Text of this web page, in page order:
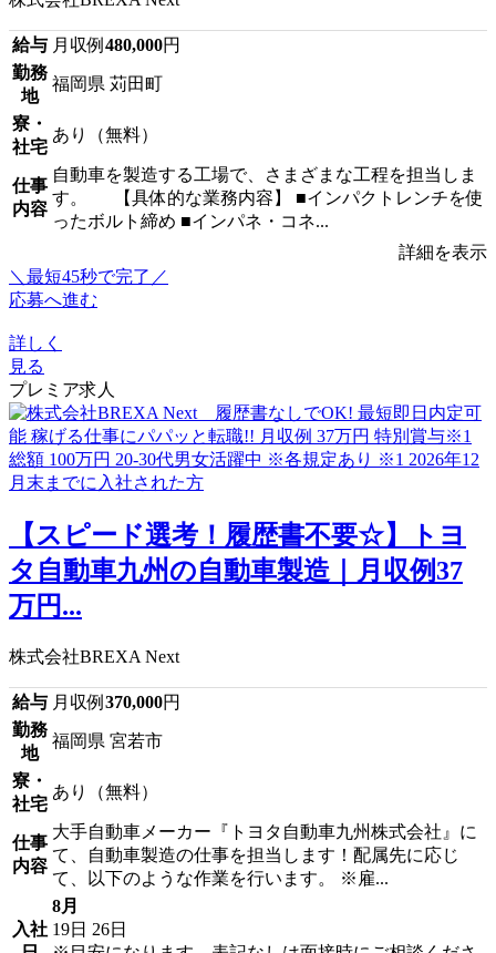
給与 月収例 480,000円
勤務
地
福岡県 苅田町
寮・
社宅
あり（無料）
仕事
内容
自動車を製造する工場で、さまざまな工程を担当しま
す。 【具体的な業務内容】 ■インパクトレンチを使
ったボルト締め ■インパネ・コネ...
詳細を表示
＼最短45秒で完了／
応募へ進む
詳しく
見る
プレミア求人
【スピード選考！履歴書不要☆】トヨ
タ自動車九州の自動車製造｜月収例37
万円...
株式会社BREXA Next
給与 月収例 370,000円
勤務
地
福岡県 宮若市
寮・
社宅
あり（無料）
仕事
内容
大手自動車メーカー『トヨタ自動車九州株式会社』に
て、自動車製造の仕事を担当します！配属先に応じ
て、以下のような作業を行います。 ※雇...
入社
8月
19日 26日